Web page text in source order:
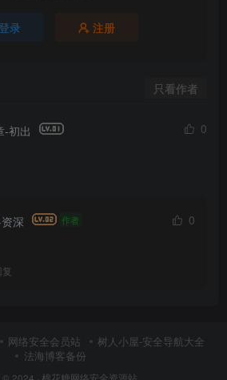
录 注册
只看作者
0
作者
0
网络安全会员站
树人小屋-安全导航大全
法海博客备份